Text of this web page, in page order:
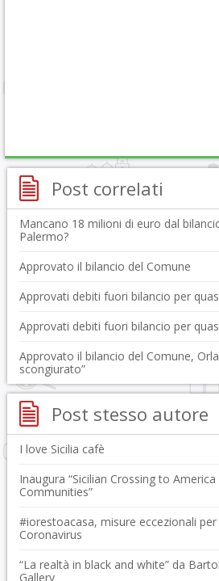
Post correlati
Mancano 18 milioni di euro dal
Palermo?
Approvato il bilancio del Comune
Approvati debiti fuori bilancio per
Approvati debiti fuori bilancio per
Approvato il bilancio del Comune,
scongiurato”
Post stesso autore
I love Sicilia cafè
Inaugura “Sicilian Crossing to
Communities”
#iorestoacasa, misure eccezionali
Coronavirus
“La realtà in black and white” da
Gallery